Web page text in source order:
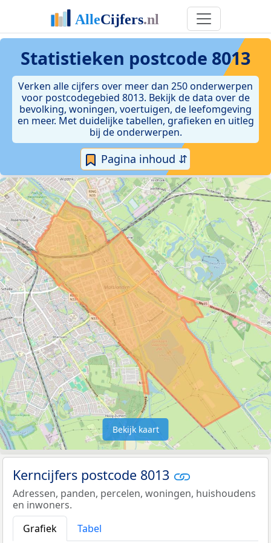
Statistieken postcode 8013
Verken alle cijfers over meer dan 250 onderwerpen
voor postcodegebied 8013. Bekijk de data over de
bevolking, woningen, voertuigen, de leefomgeving
en meer. Met duidelijke tabellen, grafieken en uitleg
bij de onderwerpen.
Pagina inhoud ⇵
Bekijk kaart
Kerncijfers postcode 8013
Adressen, panden, percelen, woningen, huishoudens
en inwoners.
Grafiek
Tabel